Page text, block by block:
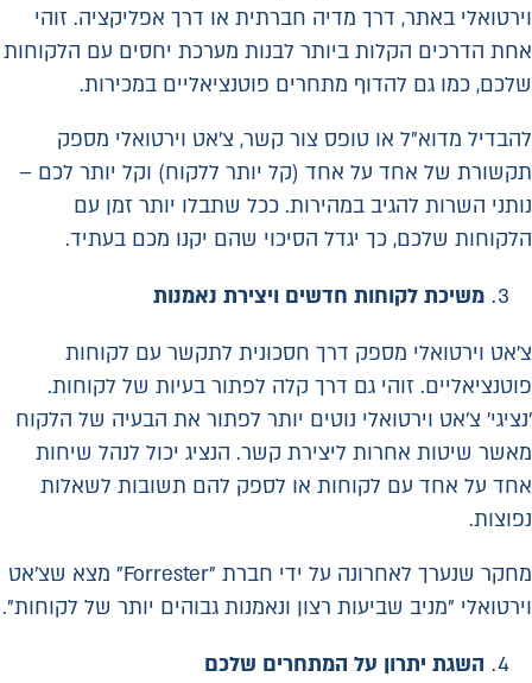
וירטואלי באתר, דרך מדיה חברתית או דרך אפליקציה. זוהי
אחת הדרכים הקלות ביותר לבנות מערכת יחסים עם הלקוחות
שלכם, כמו גם להדוף מתחרים פוטנציאליים במכירות.
להבדיל מדוא"ל או טופס צור קשר, צ'אט וירטואלי מספק
תקשורת של אחד על אחד (קל יותר ללקוח) וקל יותר לכם –
נותני השרות להגיב במהירות. ככל שתבלו יותר זמן עם
הלקוחות שלכם, כך יגדל הסיכוי שהם יקנו מכם בעתיד.
משיכת לקוחות חדשים ויצירת נאמנות
צ'אט וירטואלי מספק דרך חסכונית לתקשר עם לקוחות
פוטנציאליים. זוהי גם דרך קלה לפתור בעיות של לקוחות.
'נציגי' צ'אט וירטואלי נוטים יותר לפתור את הבעיה של הלקוח
מאשר שיטות אחרות ליצירת קשר. הנציג יכול לנהל שיחות
אחד על אחד עם לקוחות או לספק להם תשובות לשאלות
נפוצות.
מחקר שנערך לאחרונה על ידי חברת "Forrester" מצא שצ'אט
וירטואלי "מניב שביעות רצון ונאמנות גבוהים יותר של לקוחות".
השגת יתרון על המתחרים שלכם